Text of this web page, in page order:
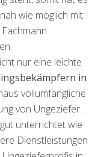
wie möglich mit
nur eine leichte
in
vollumfängliche
von Ungeziefer.
unterrichtet wie
Dienstleistungen